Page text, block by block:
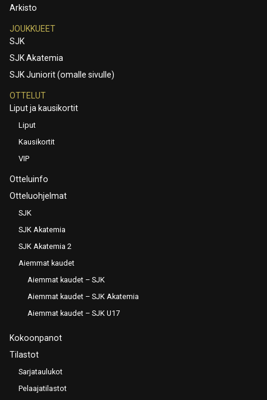
Arkisto
JOUKKUEET
SJK
SJK Akatemia
SJK Juniorit (omalle sivulle)
OTTELUT
Liput ja kausikortit
Liput
Kausikortit
VIP
Otteluinfo
Otteluohjelmat
SJK
SJK Akatemia
SJK Akatemia 2
Aiemmat kaudet
Aiemmat kaudet – SJK
Aiemmat kaudet – SJK Akatemia
Aiemmat kaudet – SJK U17
Kokoonpanot
Tilastot
Sarjataulukot
Pelaajatilastot